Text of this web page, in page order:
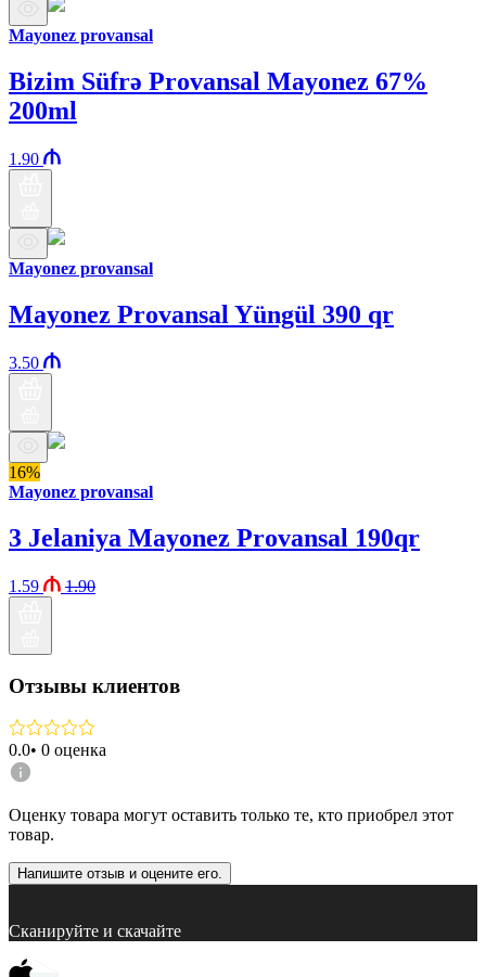
Mayonez provansal
Bizim Süfrə Provansal Mayonez 67%
200ml
1.90
Mayonez provansal
Mayonez Provansal Yüngül 390 qr
3.50
16%
Mayonez provansal
3 Jelaniya Mayonez Provansal 190qr
1.59 1.90
Отзывы клиентов
0.0• 0 оценка
Оценку товара могут оставить только те, кто приобрел этот
товар.
Напишите отзыв и оцените его.
Сканируйте и скачайте